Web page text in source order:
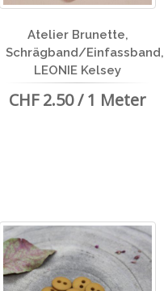
Atelier Brunette,
Schrägband/Einfassband,
LEONIE Kelsey
CHF 2.50 / 1 Meter